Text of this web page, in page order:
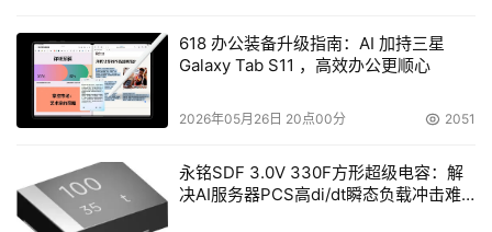
618 办公装备升级指南：AI 加持三星
Galaxy Tab S11 ，高效办公更顺心
2026年05月26日 20点00分 2051
永铭SDF 3.0V 330F方形超级电容：解
决AI服务器PCS高di/dt瞬态负载冲击难